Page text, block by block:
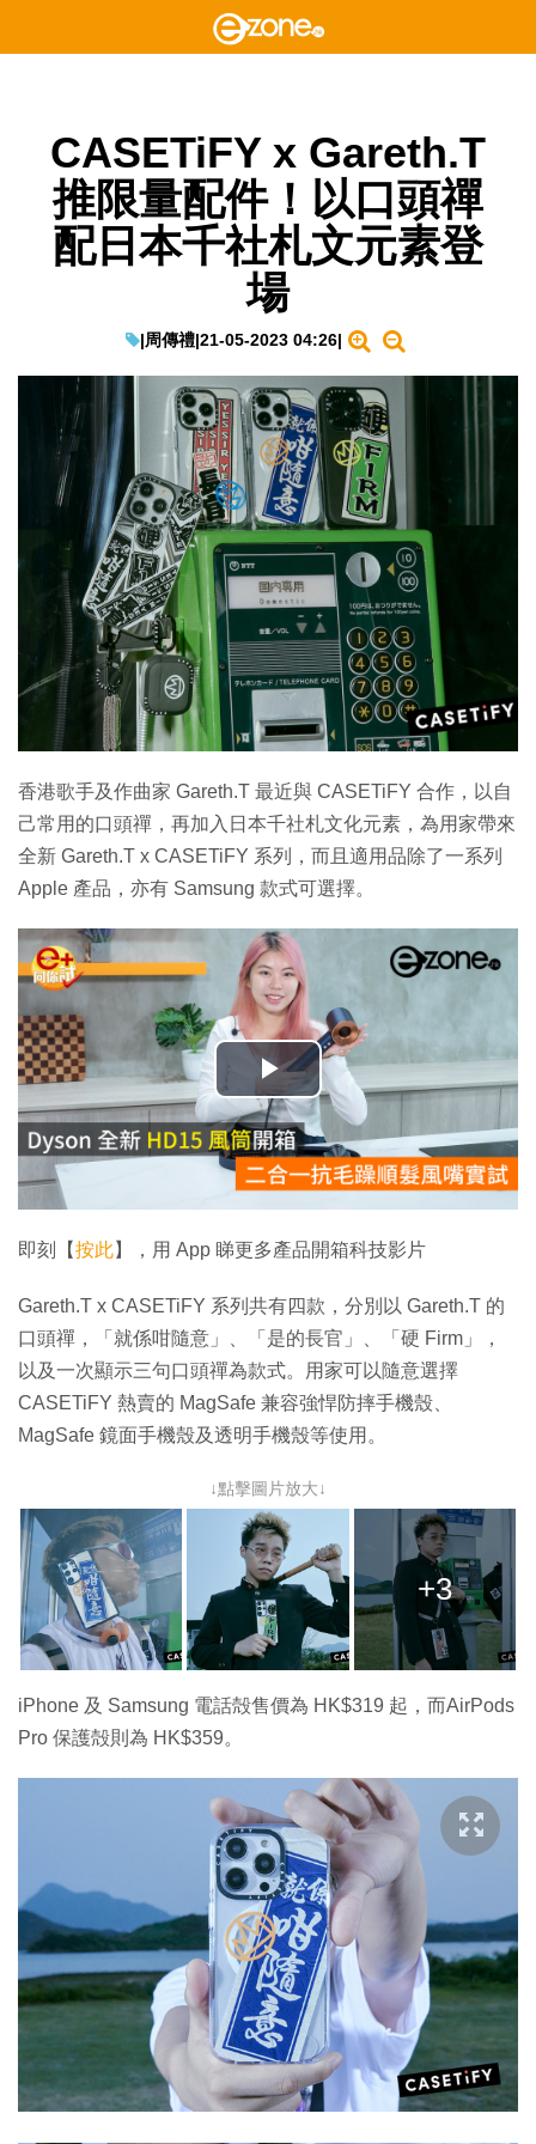
CASETiFY x Gareth.T
推限量配件！以口頭禪
配日本千社札文元素登
場
|周傳禮|21-05-2023 04:26|
香港歌手及作曲家 Gareth.T 最近與 CASETiFY 合作，以自
己常用的口頭禪，再加入日本千社札文化元素，為用家帶來
全新 Gareth.T x CASETiFY 系列，而且適用品除了一系列
Apple 產品，亦有 Samsung 款式可選擇。
播
放
影
片
即刻【按此】，用 App 睇更多產品開箱科技影片
Gareth.T x CASETiFY 系列共有四款，分別以 Gareth.T 的
口頭禪，「就係咁隨意」、「是的長官」、「硬 Firm」，
以及一次顯示三句口頭禪為款式。用家可以隨意選擇
CASETiFY 熱賣的 MagSafe 兼容強悍防摔手機殼、
MagSafe 鏡面手機殼及透明手機殼等使用。
↓點擊圖片放大↓
+3
iPhone 及 Samsung 電話殻售價為 HK$319 起，而AirPods
Pro 保護殻則為 HK$359。